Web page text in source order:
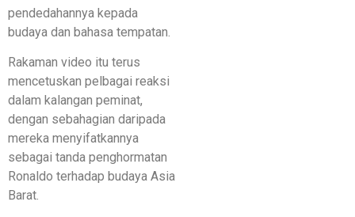
pendedahannya kepada
budaya dan bahasa tempatan.
Rakaman video itu terus
mencetuskan pelbagai reaksi
dalam kalangan peminat,
dengan sebahagian daripada
mereka menyifatkannya
sebagai tanda penghormatan
Ronaldo terhadap budaya Asia
Barat.